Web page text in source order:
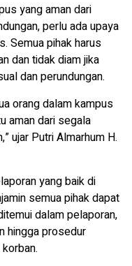
yang aman dari
perlu ada upaya
Semua pihak harus
dan tidak diam jika
dan perundungan.
orang dalam kampus
aman dari segala
ujar Putri Almarhum H.
yang baik di
semua pihak dapat
dalam pelaporan,
hingga prosedur